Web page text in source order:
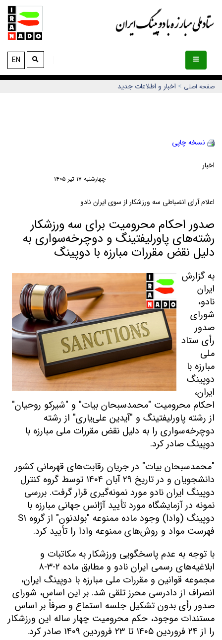
EN
صفحه اصلی > اخبار و اطلاعات جديد
نسخه چاپي
اخبار
چهارشنبه ١٧ تير ١٤٠٥
اعلام آرای انضباطی سه ورزشکار از سوی ایران نادو
صدور احکام محرومیت برای سه ورزشکار
رشته‌های پاورلیفتینگ و دوچرخه‌سواری به
دلیل نقض مقررات مبارزه با دوپینگ
به گزارش
ایران
نادو،
شورای
صدور
رأی ستاد
ملی
مبارزه با
دوپینگ
ایران،
احکام محرومیت "محمدسبحان بیات" و "شیرکو روحیان"
از رشته پاورلیفتینگ و "آیدین علی‌یاری" از رشته
دوچرخه‌سواری را به دلیل نقض مقررات ملی مبارزه با
دوپینگ صادر کرد.
"محمدسبحان بیات" در جریان رقابت‌های قهرمانی کشور
دانشجویان و در تاریخ ۲۹ آبان ۱۴۰۴ توسط گروه کنترل
دوپینگ ایران نادو مورد نمونه‌گیری قرار گرفت. بررسی
نمونه در آزمایشگاه مورد تأیید آژانس جهانی مبارزه با
دوپینگ (وادا) وجود ماده ممنوعه "بولدنون" از گروه S1
فهرست مواد و روش‌های ممنوعه وادا را تأیید کرد.
با توجه به عدم پاسخگویی ورزشکار به مکاتبات و
ابلاغیه‌های رسمی ایران نادو و مطابق ماده ۲-۳-۸
مجموعه قوانین و مقررات ملی مبارزه با دوپینگ ایران،
انصراف از دادرسی محرز تلقی شد. بر این اساس، شورای
صدور رأی بدون تشکیل جلسه استماع و صرفاً بر اساس
مستندات موجود، حکم محرومیت چهار ساله این ورزشکار
را از ۲۴ فروردین ۱۴۰۵ تا ۲۳ فروردین ۱۴۰۹ صادر کرد.